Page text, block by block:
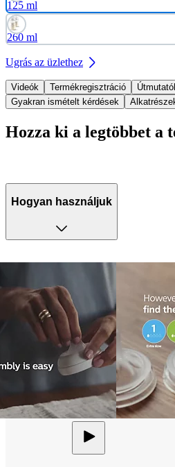
125 ml
260 ml
Ugrás az üzlethez
Videók Termékregisztráció
Gyakran ismételt kérdések
Hozza ki a legtöbbet a
Hogyan használjuk